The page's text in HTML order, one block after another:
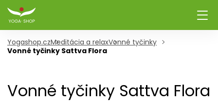
Yogashop.czMeditácia a relaxVonné tyčinky
Vonné tyčinky Sattva Flora
Vonné tyčinky Sattva Flora